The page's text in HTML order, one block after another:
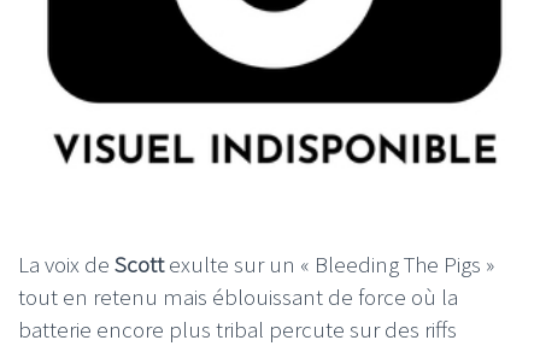
La voix de Scottexulte sur un « Bleeding The Pigs »
tout en retenu mais éblouissant de force où la
batterie encore plus tribal percute sur des riffs